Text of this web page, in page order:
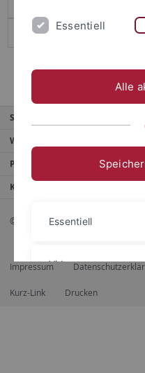
Service
Weitere Angebote
Portale
Kontaktinfo
© 2026 Eberhard Karls Universität
Impressum
Kurz-Link Drucken
Essentiell
Alle
Essentiell
Videos